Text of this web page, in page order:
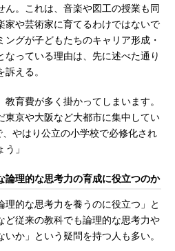
ん。これは、音楽や図工の授業も同
家や芸術家に育てるわけではないで
グが子どもたちのキャリア形成・
っている理由は、先に述べた通り
える。
育費が多く掛かってしまいます。
東京や大阪など大都市に集中してい
、やはり公立の小学校で必修化され
」
論理的な思考力の育成に役立つのか
的な思考力を養うのに役立つ」と
ど従来の教科でも論理的な思考力や
か」という疑問を持つ人も多い。